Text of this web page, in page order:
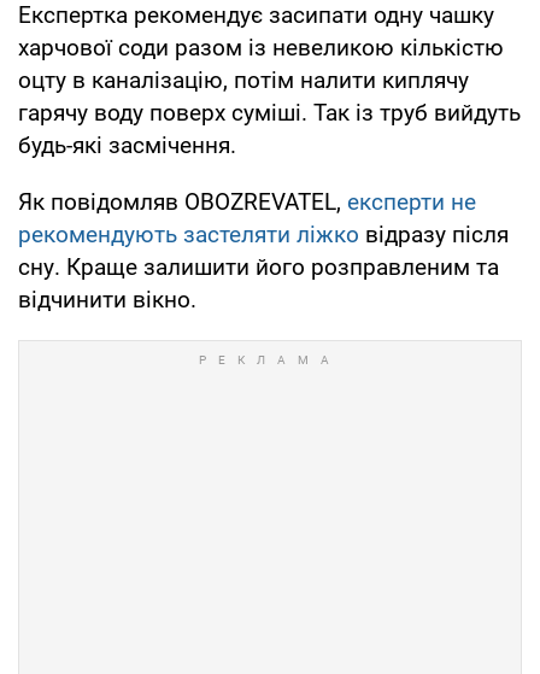
Експертка рекомендує засипати одну чашку
харчової соди разом із невеликою кількістю
оцту в каналізацію, потім налити киплячу
гарячу воду поверх суміші. Так із труб вийдуть
будь-які засмічення.
Як повідомляв OBOZREVATEL, експерти не
рекомендують застеляти ліжко відразу після
сну. Краще залишити його розправленим та
відчинити вікно.